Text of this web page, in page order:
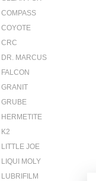
COMPASS
COYOTE
CRC
DR. MARCUS
FALCON
GRANIT
GRUBE
HERMETITE
K2
LITTLE JOE
LIQUI MOLY
LUBRIFILM